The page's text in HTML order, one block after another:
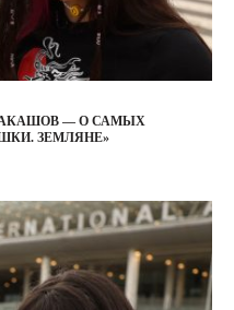
МАКАШОВ — О САМЫХ
ЗЕМЛЯНЕ»